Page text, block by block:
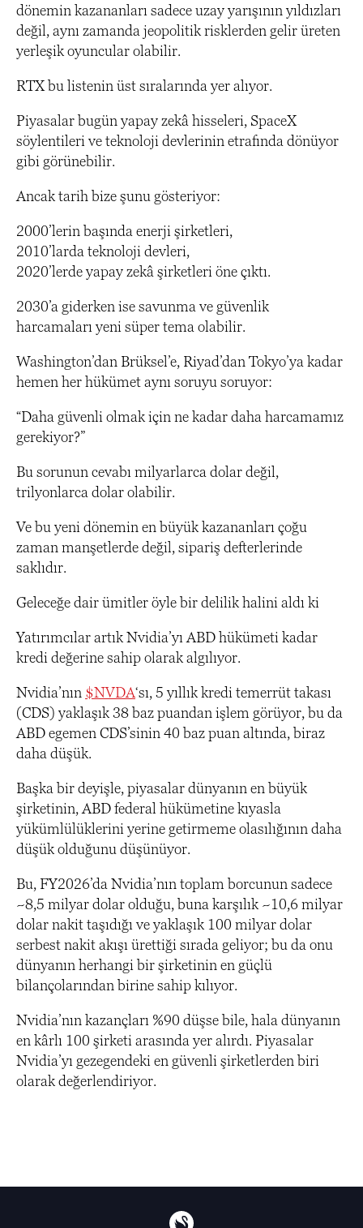
dönemin kazananları sadece uzay yarışının yıldızları
değil, aynı zamanda jeopolitik risklerden gelir üreten
yerleşik oyuncular olabilir.
RTX bu listenin üst sıralarında yer alıyor.
Piyasalar bugün yapay zekâ hisseleri, SpaceX
söylentileri ve teknoloji devlerinin etrafında dönüyor
gibi görünebilir.
Ancak tarih bize şunu gösteriyor:
2000’lerin başında enerji şirketleri,
2010’larda teknoloji devleri,
2020’lerde yapay zekâ şirketleri öne çıktı.
2030’a giderken ise savunma ve güvenlik
harcamaları yeni süper tema olabilir.
Washington’dan Brüksel’e, Riyad’dan Tokyo’ya kadar
hemen her hükümet aynı soruyu soruyor:
“Daha güvenli olmak için ne kadar daha harcamamız
gerekiyor?”
Bu sorunun cevabı milyarlarca dolar değil,
trilyonlarca dolar olabilir.
Ve bu yeni dönemin en büyük kazananları çoğu
zaman manşetlerde değil, sipariş defterlerinde
saklıdır.
Geleceğe dair ümitler öyle bir delilik halini aldı ki
Yatırımcılar artık Nvidia’yı ABD hükümeti kadar
kredi değerine sahip olarak algılıyor.
Nvidia’nın $NVDA‘sı, 5 yıllık kredi temerrüt takası
(CDS) yaklaşık 38 baz puandan işlem görüyor, bu da
ABD egemen CDS’sinin 40 baz puan altında, biraz
daha düşük.
Başka bir deyişle, piyasalar dünyanın en büyük
şirketinin, ABD federal hükümetine kıyasla
yükümlülüklerini yerine getirmeme olasılığının daha
düşük olduğunu düşünüyor.
Bu, FY2026’da Nvidia’nın toplam borcunun sadece
~8,5 milyar dolar olduğu, buna karşılık ~10,6 milyar
dolar nakit taşıdığı ve yaklaşık 100 milyar dolar
serbest nakit akışı ürettiği sırada geliyor; bu da onu
dünyanın herhangi bir şirketinin en güçlü
bilançolarından birine sahip kılıyor.
Nvidia’nın kazançları %90 düşse bile, hala dünyanın
en kârlı 100 şirketi arasında yer alırdı. Piyasalar
Nvidia’yı gezegendeki en güvenli şirketlerden biri
olarak değerlendiriyor.